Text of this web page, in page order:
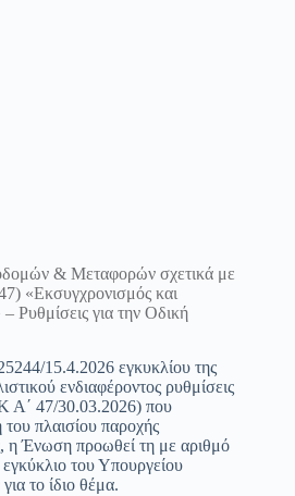
& Μεταφορών σχετικά με
«Εκσυγχρονισμός και
για την Οδική
15.4.2026 εγκυκλίου της
ενδιαφέροντος ρυθμίσεις
Α΄ 47/30.03.2026) που
πλαισίου παροχής
η Ένωση προωθεί τη με αριθμό
του Υπουργείου
το ίδιο θέμα.